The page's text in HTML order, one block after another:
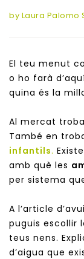
by Laura Palomo
El teu menut
o ho farà
quina és la
Al mercat
També en
infantils.
amb què les
per sistema
A l’article
puguis escollir
teus nens.
d’aigua que